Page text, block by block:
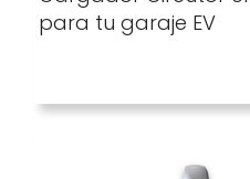
para tu garaje EV